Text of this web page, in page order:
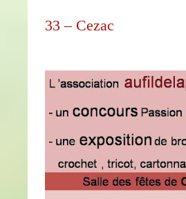
33 – Cezac